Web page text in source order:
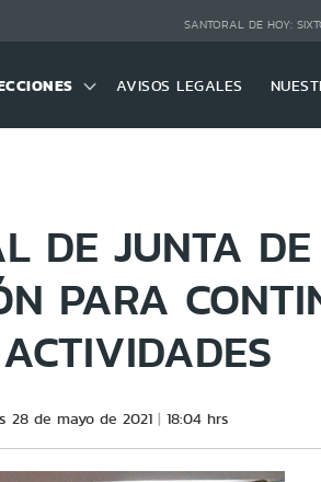
SANTORAL DE HOY:
AVISOS LEGALES
DE JUNTA
PARA
28 de mayo de 2021 18:04 hrs